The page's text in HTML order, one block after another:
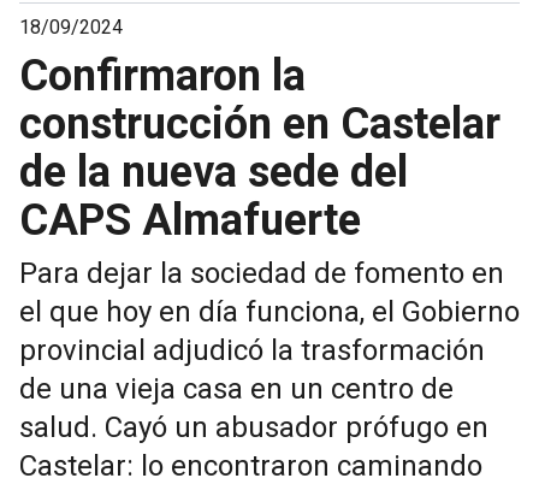
18/09/2024
Confirmaron la
construcción en Castelar
de la nueva sede del
CAPS Almafuerte
Para dejar la sociedad de fomento en
el que hoy en día funciona, el Gobierno
provincial adjudicó la trasformación
de una vieja casa en un centro de
salud. Cayó un abusador prófugo en
Castelar: lo encontraron caminando